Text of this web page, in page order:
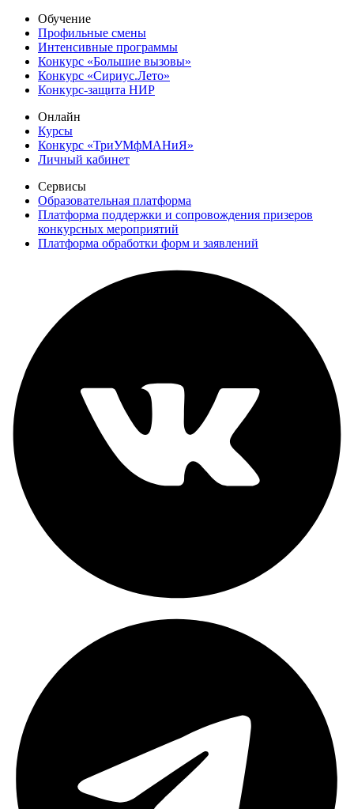
Обучение
Профильные смены
Интенсивные программы
Конкурс «Большие вызовы»
Конкурс «Сириус.Лето»
Конкурс-защита НИР
Онлайн
Курсы
Конкурс «ТриУМфМАНиЯ»
Личный кабинет
Сервисы
Образовательная платформа
Платформа поддержки и сопровождения призеров
конкурсных мероприятий
Платформа обработки форм и заявлений